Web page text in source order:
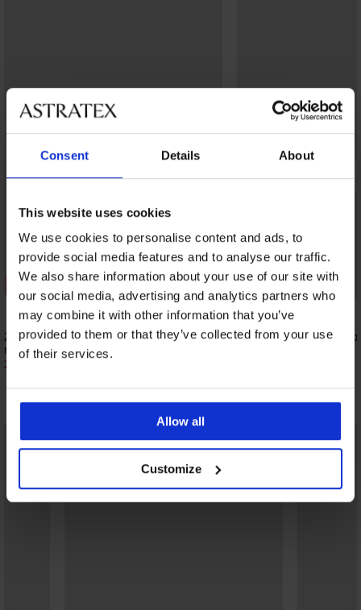
Consent Details About
This website uses cookies
We use cookies to personalise content and ads, to
provide social media features and to analyse our traffic.
We also share information about your use of our site with
our social media, advertising and analytics partners who
may combine it with other information that you’ve
provided to them or that they’ve collected from your use
of their services.
Allow all
Customize
Zwangerschapsslip met pijpje Mama
met hoge taille
20,29 €
Zwangerschaps- en
Ontdek vergelijkbare stukken